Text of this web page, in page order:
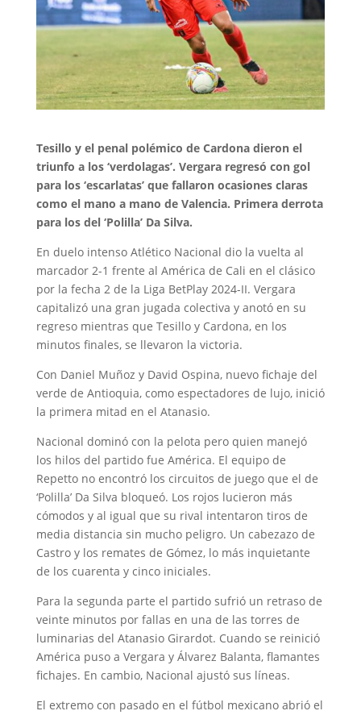
Tesillo y el penal polémico de Cardona dieron el
triunfo a los ‘verdolagas’. Vergara regresó con gol
para los ‘escarlatas’ que fallaron ocasiones claras
como el mano a mano de Valencia. Primera derrota
para los del ‘Polilla’ Da Silva.
En duelo intenso Atlético Nacional dio la vuelta al
marcador 2-1 frente al América de Cali en el clásico
por la fecha 2 de la Liga BetPlay 2024-II. Vergara
capitalizó una gran jugada colectiva y anotó en su
regreso mientras que Tesillo y Cardona, en los
minutos finales, se llevaron la victoria.
Con Daniel Muñoz y David Ospina, nuevo fichaje del
verde de Antioquia, como espectadores de lujo, inició
la primera mitad en el Atanasio.
Nacional dominó con la pelota pero quien manejó
los hilos del partido fue América. El equipo de
Repetto no encontró los circuitos de juego que el de
‘Polilla’ Da Silva bloqueó. Los rojos lucieron más
cómodos y al igual que su rival intentaron tiros de
media distancia sin mucho peligro. Un cabezazo de
Castro y los remates de Gómez, lo más inquietante
de los cuarenta y cinco iniciales.
Para la segunda parte el partido sufrió un retraso de
veinte minutos por fallas en una de las torres de
luminarias del Atanasio Girardot. Cuando se reinició
América puso a Vergara y Álvarez Balanta, flamantes
fichajes. En cambio, Nacional ajustó sus líneas.
El extremo con pasado en el fútbol mexicano abrió el